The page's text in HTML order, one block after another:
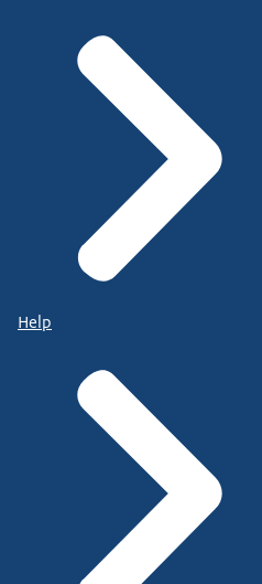
Help